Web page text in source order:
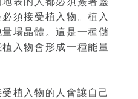
須接受植入物。植入
場晶體。這是一種儲
入物會形成一種能量
植入物的人會讓自己